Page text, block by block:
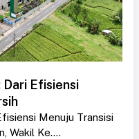
Dari Efisiensi
Menuju Transisi
Wakil Ke....